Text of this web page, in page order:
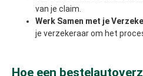
van je claim.
Werk Samen met je
je verzekeraar om het
Hoe een